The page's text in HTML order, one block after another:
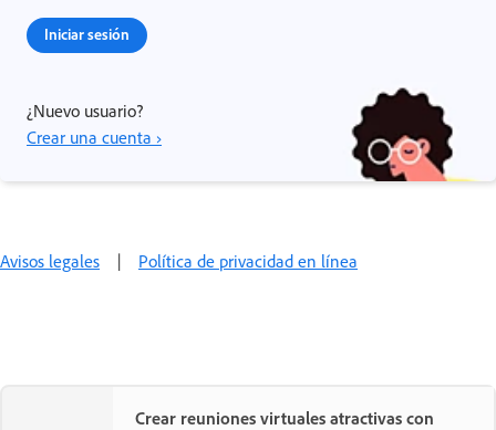
Iniciar sesión
¿Nuevo usuario?
Crear una cuenta ›
Avisos legales | Política de privacidad en línea
Crear reuniones virtuales atractivas con